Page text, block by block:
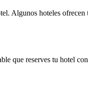
Algunos hoteles ofrecen
que reserves tu hotel con